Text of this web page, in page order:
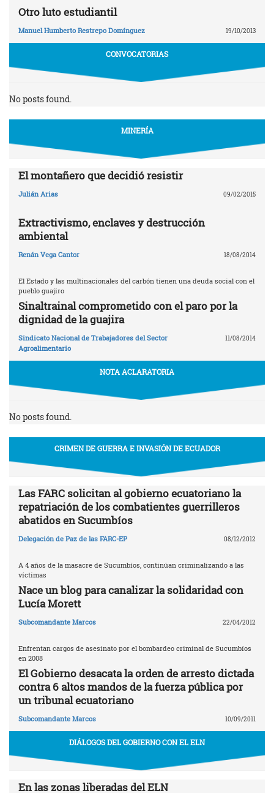
Otro luto estudiantil
Manuel Humberto Restrepo Domínguez 19/10/2013
CONVOCATORIAS
No posts found.
MINERÍA
El montañero que decidió resistir
Julián Arias 09/02/2015
Extractivismo, enclaves y destrucción
ambiental
Renán Vega Cantor 18/08/2014
El Estado y las multinacionales del carbón tienen una deuda social con el
pueblo guajiro
Sinaltrainal comprometido con el paro por la
dignidad de la guajira
Sindicato Nacional de Trabajadores del Sector
Agroalimentario
11/08/2014
NOTA ACLARATORIA
No posts found.
CRIMEN DE GUERRA E INVASIÓN DE ECUADOR
Las FARC solicitan al gobierno ecuatoriano la
repatriación de los combatientes guerrilleros
abatidos en Sucumbíos
Delegación de Paz de las FARC-EP 08/12/2012
A 4 años de la masacre de Sucumbíos, continúan criminalizando a las
víctimas
Nace un blog para canalizar la solidaridad con
Lucía Morett
Subcomandante Marcos 22/04/2012
Enfrentan cargos de asesinato por el bombardeo criminal de Sucumbíos
en 2008
El Gobierno desacata la orden de arresto dictada
contra 6 altos mandos de la fuerza pública por
un tribunal ecuatoriano
Subcomandante Marcos 10/09/2011
DIÁLOGOS DEL GOBIERNO CON EL ELN
En las zonas liberadas del ELN